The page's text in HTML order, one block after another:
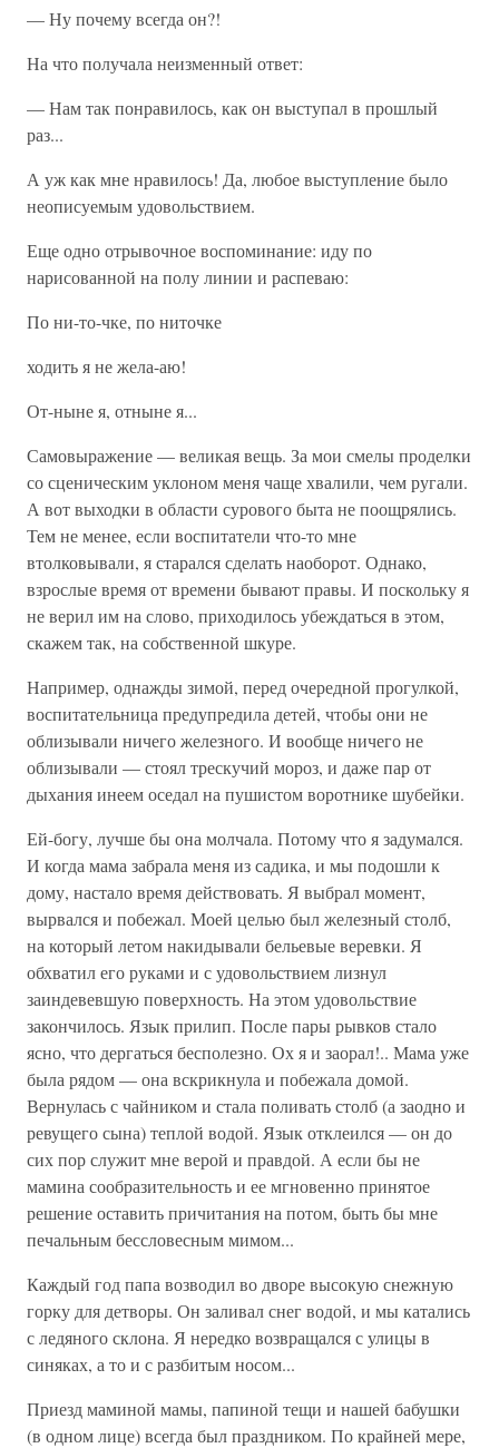
— Ну почему всегда он?!
На что получала неизменный ответ:
— Нам так понравилось, как он выступал в прошлый
раз...
А уж как мне нравилось! Да, любое выступление было
неописуемым удовольствием.
Еще одно отрывочное воспоминание: иду по
нарисованной на полу линии и распеваю:
По ни-то-чке, по ниточке
ходить я не жела-аю!
От-ныне я, отныне я...
Самовыражение — великая вещь. За мои смелы проделки
со сценическим уклоном меня чаще хвалили, чем ругали.
А вот выходки в области сурового быта не поощрялись.
Тем не менее, если воспитатели что-то мне
втолковывали, я старался сделать наоборот. Однако,
взрослые время от времени бывают правы. И поскольку я
не верил им на слово, приходилось убеждаться в этом,
скажем так, на собственной шкуре.
Например, однажды зимой, перед очередной прогулкой,
воспитательница предупредила детей, чтобы они не
облизывали ничего железного. И вообще ничего не
облизывали — стоял трескучий мороз, и даже пар от
дыхания инеем оседал на пушистом воротнике шубейки.
Ей-богу, лучше бы она молчала. Потому что я задумался.
И когда мама забрала меня из садика, и мы подошли к
дому, настало время действовать. Я выбрал момент,
вырвался и побежал. Моей целью был железный столб,
на который летом накидывали бельевые веревки. Я
обхватил его руками и с удовольствием лизнул
заиндевевшую поверхность. На этом удовольствие
закончилось. Язык прилип. После пары рывков стало
ясно, что дергаться бесполезно. Ох я и заорал!.. Мама уже
была рядом — она вскрикнула и побежала домой.
Вернулась с чайником и стала поливать столб (а заодно и
ревущего сына) теплой водой. Язык отклеился — он до
сих пор служит мне верой и правдой. А если бы не
мамина сообразительность и ее мгновенно принятое
решение оставить причитания на потом, быть бы мне
печальным бессловесным мимом...
Каждый год папа возводил во дворе высокую снежную
горку для детворы. Он заливал снег водой, и мы катались
с ледяного склона. Я нередко возвращался с улицы в
синяках, а то и с разбитым носом...
Приезд маминой мамы, папиной тещи и нашей бабушки
(в одном лице) всегда был праздником. По крайней мере,